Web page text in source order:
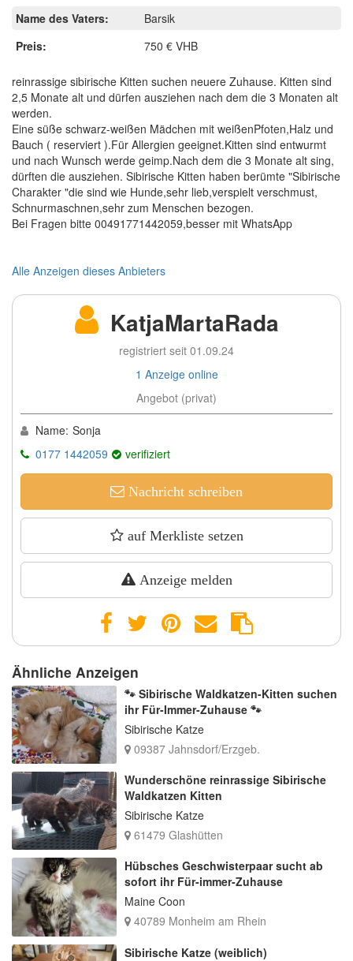
Name des Vaters:
Barsik
Preis:
750 € VHB
reinrassige sibirische Kitten suchen neuere Zuhause. Kitten sind
2,5 Monate alt und dürfen ausziehen nach dem die 3 Monaten alt
werden.
Eine süße schwarz-weißen Mädchen mit weißenPfoten,Halz und
Bauch ( reserviert ).Für Allergien geeignet.Kitten sind entwurmt
und nach Wunsch werde geimp.Nach dem die 3 Monate alt sing,
dürften die ausziehen. Sibirische Kitten haben berümte "Sibirische
Charakter "die sind wie Hunde,sehr lieb,verspielt verschmust,
Schnurmaschnen,sehr zum Menschen bezogen.
Bei Fragen bitte 00491771442059,besser mit WhatsApp
Alle Anzeigen dieses Anbieters
KatjaMartaRada
registriert seit 01.09.24
1 Anzeige online
Angebot (privat)
Name: Sonja
0177 1442059
verifiziert
Nachricht schreiben
auf Merkliste setzen
Anzeige melden
Ähnliche Anzeigen
🐾 Sibirische Waldkatzen-Kitten suchen
ihr Für-Immer-Zuhause 🐾
Sibirische Katze
09387 Jahnsdorf/Erzgeb.
Wunderschöne reinrassige Sibirische
Waldkatzen Kitten
Sibirische Katze
61479 Glashütten
Hübsches Geschwisterpaar sucht ab
sofort ihr Für-immer-Zuhause
Maine Coon
40789 Monheim am Rhein
Sibirische Katze (weiblich)